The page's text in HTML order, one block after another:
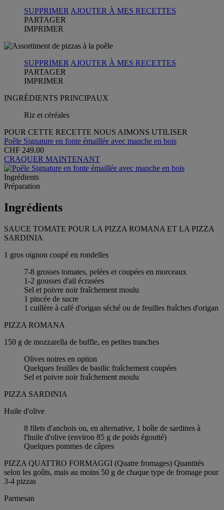
SUPPRIMER AJOUTER À MES RECETTES
PARTAGER
IMPRIMER
SUPPRIMER AJOUTER À MES RECETTES
PARTAGER
IMPRIMER
INGRÉDIENTS PRINCIPAUX
Riz et céréales
POUR CETTE RECETTE NOUS AIMONS UTILISER
Poêle Signature en fonte émaillée avec manche en bois
CHF 249.00
CRAQUER MAINTENANT
Ingrédients
Préparation
Ingrédients
SAUCE TOMATE POUR LA PIZZA ROMANA ET LA PIZZA
SARDINIA
1 gros oignon coupé en rondelles
7-8 grosses tomates, pelées et coupées en morceaux
1-2 gousses d'ail écrasées
Sel et poivre noir fraîchement moulu
1 pincée de sucre
1 cuillère à café d'origan séché ou de feuilles fraîches d'origan
PIZZA ROMANA
150 g de mozzarella de buffle, en petites tranches
Olives noires en option
Quelques feuilles de basilic fraîchement coupées
Sel et poivre noir fraîchement moulu
PIZZA SARDINIA
Huile d'olive
8 filets d'anchois ou, en alternative, 1 boîte de sardines à
l'huile d'olive (environ 85 g de poids égoutté)
Quelques pommes de câpres
PIZZA QUATTRO FORMAGGI (Quatre fromages) Quantités
selon les goûts, mais au moins 50 g de chaque type de fromage pour
3-4 pizzas
Parmesan